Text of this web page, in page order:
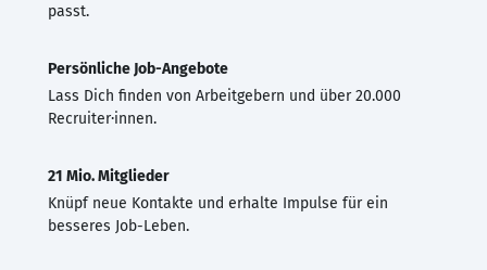
passt.
Persönliche Job-Angebote
Lass Dich finden von Arbeitgebern und über 20.000
Recruiter·innen.
21 Mio. Mitglieder
Knüpf neue Kontakte und erhalte Impulse für ein
besseres Job-Leben.